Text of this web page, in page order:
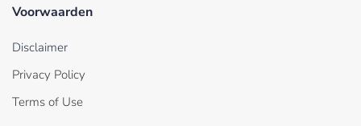
Voorwaarden
Disclaimer
Privacy Policy
Terms of Use